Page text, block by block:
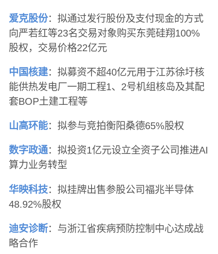
爱克股份：拟通过发行股份及支付现金的方式
向严若红等23名交易对象购买东莞硅翔100%
股权，交易价格22亿元
中国核建：拟募资不超40亿元用于江苏徐圩核
能供热发电厂一期工程1、2号机组核岛及其配
套BOP土建工程等
山高环能：拟参与竞拍衡阳桑德65%股权
数字政通：拟投资1亿元设立全资子公司推进AI
算力业务转型
华映科技：拟挂牌出售参股公司福兆半导体
48.92%股权
迪安诊断：与浙江省疾病预防控制中心达成战
略合作